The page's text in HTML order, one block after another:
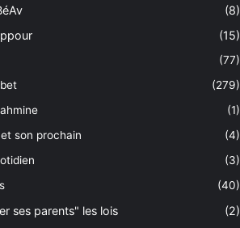
(8)
(15)
(77)
(279)
(1)
son prochain
(4)
(3)
(40)
ses parents" les lois
(2)